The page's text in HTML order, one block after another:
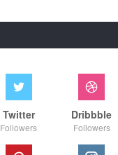
Twitter
Followers
Dribbble
Followers